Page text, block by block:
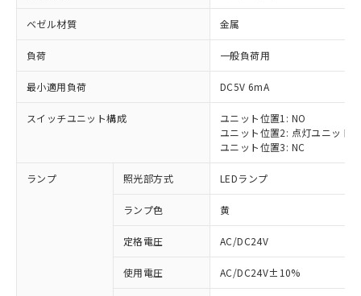
ベゼル材質 金属
負荷 一般負荷用
最小適用負荷 DC5V 6mA
スイッチユニット構成
ユニット位置1: NO
ユニット位置2: 点灯ユニット
ユニット位置3: NC
ランプ 照光部方式 LEDランプ
ランプ色 黄
定格電圧 AC/DC24V
使用電圧 AC/DC24V±10%